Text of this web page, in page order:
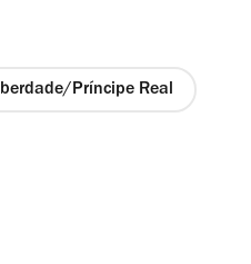
Príncipe Real